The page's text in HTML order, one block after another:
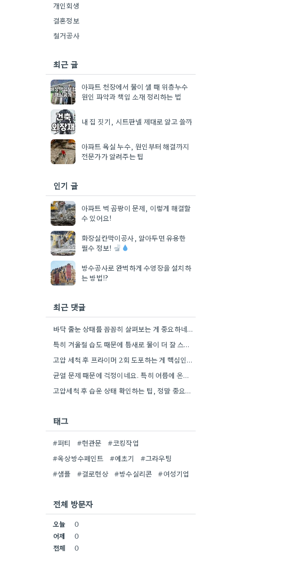
개인회생
결혼정보
철거공사
최근 글
아파트 천장에서 물이 샐 때 위층누수
원인 파악과 책임 소재 정리하는 법
내 집 짓기, 시트판넬 제대로 알고 쓸까
아파트 욕실 누수, 원인부터 해결까지
전문가가 알려주는 팁
인기 글
아파트 벽 곰팡이 문제, 이렇게 해결할
수 있어요!
화장실칸막이공사, 알아두면 유용한
필수 정보!
방수공사로 완벽하게 수영장을 설치하
는 방법!?
최근 댓글
바닥 줄눈 상태를 꼼꼼히 살펴보는 게 중요하네요. 오래된 아파트라면 줄눈부터 망가지기 쉬울 것 같아요.
특히 겨울철 습도 때문에 틈새로 물이 더 잘 스며드는 것 같아요. 오래된 건물일수록 이런 부분에…
고압 세척 후 프라이머 2회 도포하는 게 핵심인 것 같아요. 벽의 상태에 따라 흡수율이 달라지니까,…
균열 문제 때문에 걱정이네요. 특히 여름에 온도 변화가 심하면 더 흔할 텐데, 시공 전에 충분한…
고압세척 후 습윤 상태 확인하는 팁, 정말 중요하네요. 콘크리트 양생 기간도 꼼꼼히 확인해야 하는 것…
태그
#퍼티 #현관문
#코킹작업
#옥상방수페인트
#예초기
#그라우팅
#샘플
#결로현상 #방수실리콘 #여성기업
전체 방문자
오늘
0
어제
0
전체
0